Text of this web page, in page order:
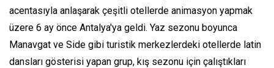
acentasıyla anlaşarak çeşitli otellerde animasyon yapmak
üzere 6 ay önce Antalya'ya geldi. Yaz sezonu boyunca
Manavgat ve Side gibi turistik merkezlerdeki otellerde latin
dansları gösterisi yapan grup, kış sezonu için çalıştıkları